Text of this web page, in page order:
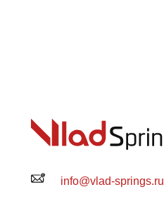
info@vlad-springs.ru